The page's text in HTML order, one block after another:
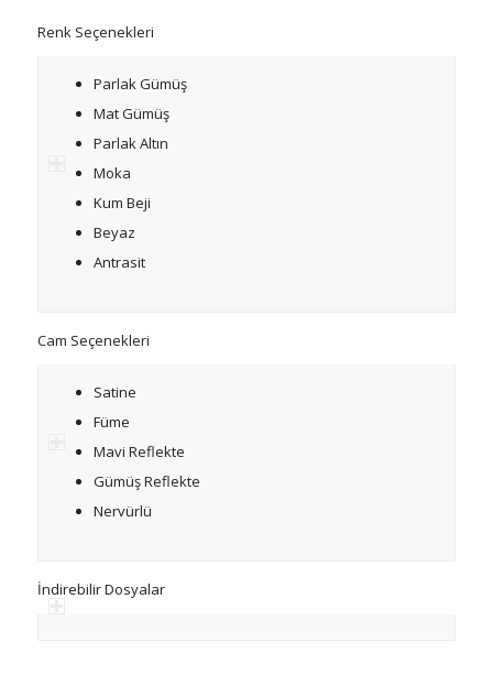
Renk Seçenekleri
Parlak Gümüş
Mat Gümüş
Parlak Altın
Moka
Kum Beji
Beyaz
Antrasit
Cam Seçenekleri
Satine
Füme
Mavi Reflekte
Gümüş Reflekte
Nervürlü
İndirebilir Dosyalar